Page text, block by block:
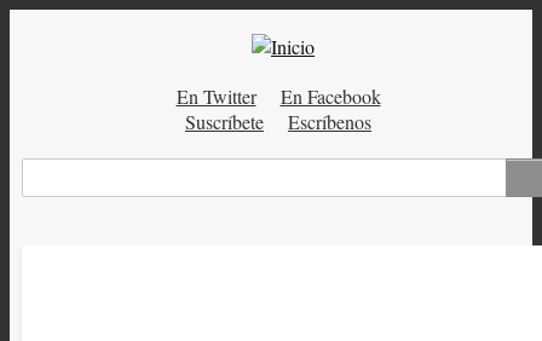
auxiliar
En Twitter
En Facebook
Suscríbete
Escríbenos